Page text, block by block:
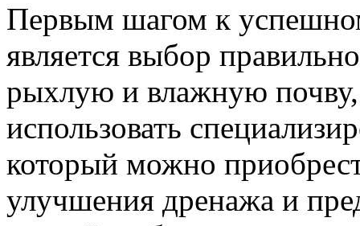
Первым шагом к
является выбор
рыхлую и влажную почву,
использовать
который можно
улучшения дренажа и